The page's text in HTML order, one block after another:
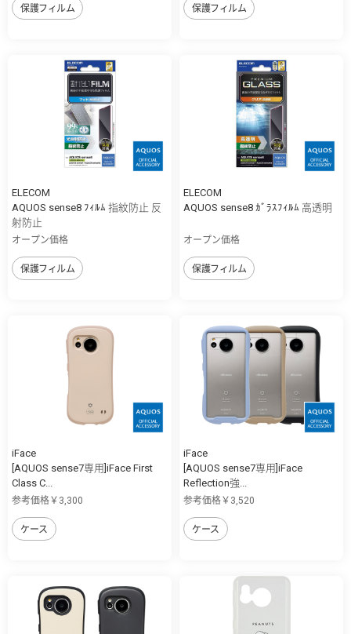
保護フィルム 保護フィルム
ELECOM
AQUOS sense8 ﾌｨﾙﾑ 指紋防止 反
射防止
オープン価格
保護フィルム
ELECOM
AQUOS sense8 ｶﾞﾗｽﾌｨﾙﾑ 高透明
オープン価格
保護フィルム
iFace
[AQUOS sense7専用]iFace First
Class C...
参考価格￥3,300
ケース
iFace
[AQUOS sense7専用]iFace
Reflection強...
参考価格￥3,520
ケース